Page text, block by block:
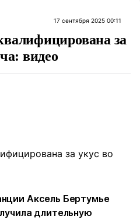
17 сентября 2025 00:11
за
видео
Аксель Бертумье
длительную